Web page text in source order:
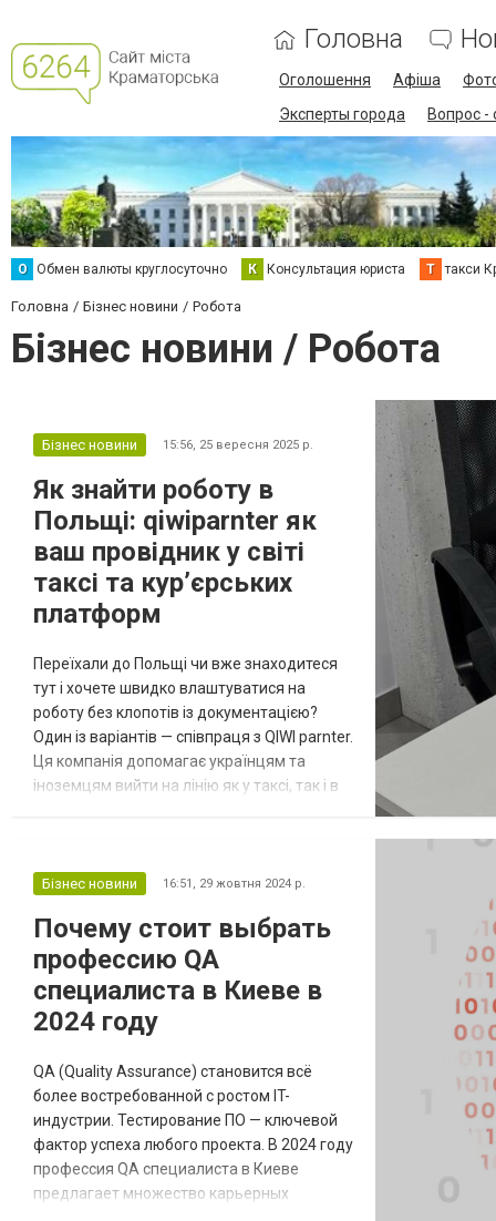
Головна
Оголошення Афіша
Эксперты города
Вопрос -
О Обмен валюты круглосуточно К Консультация юриста Т такси
Головна Бізнес новини Робота
Бізнес новини / Робота
Бізнес новини 15:56, 25 вересня 2025 р.
Як знайти роботу в
Польщі: qiwiparnter як
ваш провідник у світі
таксі та кур’єрських
платформ
Переїхали до Польщі чи вже знаходитеся
тут і хочете швидко влаштуватися на
роботу без клопотів із документацією?
Один із варіантів — співпраця з QIWI parnter.
Ця компанія допомагає українцям та
іноземцям вийти на лінію як у таксі, так і в
qiwiparnter і з чим він допомагає QIWI
який створений для того,...
Бізнес новини 16:51, 29 жовтня 2024 р.
Почему стоит выбрать
профессию QA
специалиста в Киеве в
2024 году
QA (Quality Assurance) становится всё
более востребованной с ростом IT-
индустрии. Тестирование ПО — ключевой
фактор успеха любого проекта. В 2024 году
профессия QA специалиста в Киеве
предлагает множество карьерных